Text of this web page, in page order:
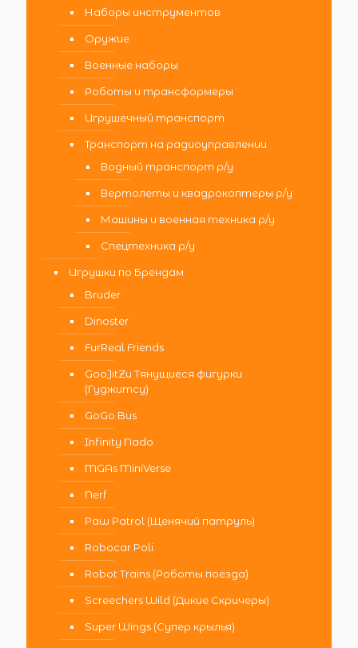
Наборы инструментов
Оружие
Военные наборы
Роботы и трансформеры
Игрушечный транспорт
Транспорт на радиоуправлении
Водный транспорт р/у
Вертолеты и квадрокоптеры р/у
Машины и военная техника р/у
Спецтехника р/у
Игрушки по Брендам
Bruder
Dinoster
FurReal Friends
GooJitZu Тянущиеся фигурки
(Гуджитсу)
GoGo Bus
Infinity Nado
MGAs MiniVerse
Nerf
Paw Patrol (Щенячий патруль)
Robocar Poli
Robot Trains (Роботы поезда)
Screechers Wild (Дикие Скричеры)
Super Wings (Супер крылья)